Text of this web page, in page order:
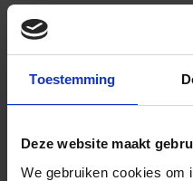
Toestemming
Deze website maakt
We gebruiken cookies om